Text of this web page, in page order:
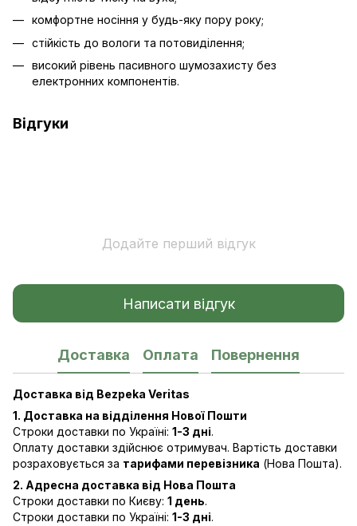
комфортне носіння у будь-яку пору року;
стійкість до вологи та потовиділення;
високий рівень пасивного шумозахисту без
електронних компонентів.
Відгуки
Додайте перший відгук
Написати відгук
Доставка Оплата Повернення
Доставка від Bezpeka Veritas
1. Доставка на відділення Нової Пошти
Строки доставки по Україні: 1-3 дні.
Оплату доставки здійснює отримувач. Вартість доставки
розраховується за тарифами перевізника (Нова Пошта).
2. Адресна доставка від Нова Пошта
Строки доставки по Києву: 1 день.
Строки доставки по Україні: 1-3 дні.